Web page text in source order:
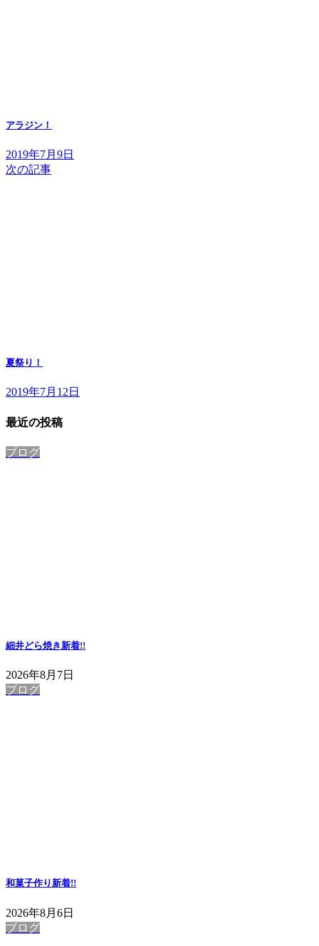
アラジン！
2019年7月9日
次の記事
夏祭り！
2019年7月12日
最近の投稿
ブログ
細井どら焼き新着!!
2026年8月7日
ブログ
和菓子作り新着!!
2026年8月6日
ブログ